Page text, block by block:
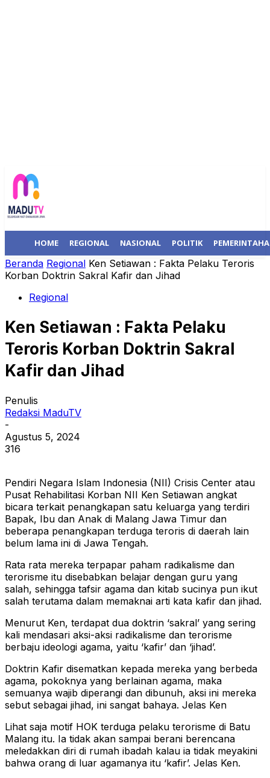
HOME REGIONAL NASIONAL POLITIK
Beranda Regional Ken Setiawan : Fakta Pelaku Teroris
Korban Doktrin Sakral Kafir dan Jihad
Regional
Ken Setiawan : Fakta Pelaku
Teroris Korban Doktrin Sakral
Kafir dan Jihad
Penulis
Redaksi MaduTV
-
Agustus 5, 2024
316
Pendiri Negara Islam Indonesia (NII) Crisis Center atau
Pusat Rehabilitasi Korban NII Ken Setiawan angkat
bicara terkait penangkapan satu keluarga yang terdiri
Bapak, Ibu dan Anak di Malang Jawa Timur dan
beberapa penangkapan terduga teroris di daerah lain
belum lama ini di Jawa Tengah.
Rata rata mereka terpapar paham radikalisme dan
terorisme itu disebabkan belajar dengan guru yang
salah, sehingga tafsir agama dan kitab sucinya pun ikut
salah terutama dalam memaknai arti kata kafir dan jihad.
Menurut Ken, terdapat dua doktrin ‘sakral’ yang sering
kali mendasari aksi-aksi radikalisme dan terorisme
berbaju ideologi agama, yaitu ‘kafir’ dan ‘jihad’.
Doktrin Kafir disematkan kepada mereka yang berbeda
agama, pokoknya yang berlainan agama, maka
semuanya wajib diperangi dan dibunuh, aksi ini mereka
sebut sebagai jihad, ini sangat bahaya. Jelas Ken
Lihat saja motif HOK terduga pelaku terorisme di Batu
Malang itu. Ia tidak akan sampai berani berencana
meledakkan diri di rumah ibadah kalau ia tidak meyakini
bahwa orang di luar agamanya itu ‘kafir’. Jelas Ken.